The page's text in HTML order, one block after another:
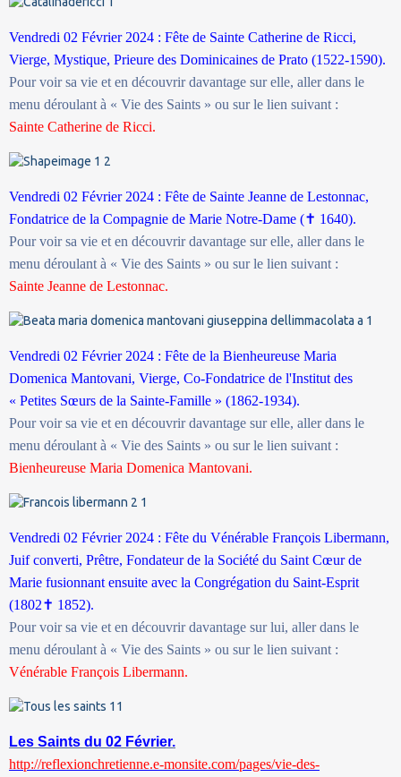
Vendredi 02 Février 2024 : Fête de Sainte Catherine de Ricci,
Vierge, Mystique, Prieure des Dominicaines de Prato (1522-1590).
Pour voir sa vie et en découvrir davantage sur elle, aller dans le
menu déroulant à « Vie des Saints » ou sur le lien suivant :
Sainte Catherine de Ricci.
Vendredi 02 Février 2024 : Fête de Sainte Jeanne de Lestonnac,
Fondatrice de la Compagnie de Marie Notre-Dame (✝ 1640).
Pour voir sa vie et en découvrir davantage sur elle, aller dans le
menu déroulant à « Vie des Saints » ou sur le lien suivant :
Sainte Jeanne de Lestonnac.
Vendredi 02 Février 2024 : Fête de la Bienheureuse Maria
Domenica Mantovani, Vierge, Co-Fondatrice de l'Institut des
« Petites Sœurs de la Sainte-Famille » (1862-1934).
Pour voir sa vie et en découvrir davantage sur elle, aller dans le
menu déroulant à « Vie des Saints » ou sur le lien suivant :
Bienheureuse Maria Domenica Mantovani.
Vendredi 02 Février 2024 : Fête du Vénérable François Libermann,
Juif converti, Prêtre, Fondateur de la Société du Saint Cœur de
Marie fusionnant ensuite avec la Congrégation du Saint-Esprit
(1802✝ 1852).
Pour voir sa vie et en découvrir davantage sur lui, aller dans le
menu déroulant à « Vie des Saints » ou sur le lien suivant :
Vénérable François Libermann.
Les Saints du 02 Février.
http://reflexionchretienne.e-monsite.com/pages/vie-des-